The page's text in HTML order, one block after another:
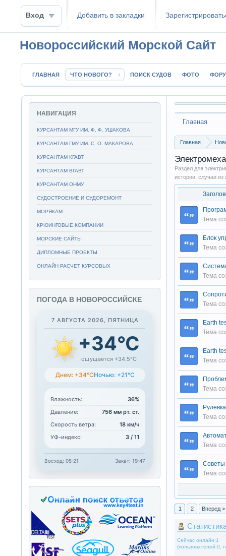
Вход Добавить в закладки
Новороссийский Морской Сайт
ГЛАВНАЯ ЧТО НОВОГО? ПОИСК СУДОВ ФОТО
Главная
Главная
Раздел для
истории, случаи из
Тема
Блок
Тема
Тема
Тема
Earth
Тема
Earth
Тема
Тема
Тема
Тема
Советы
Тема
1 2 Вперед >
Сейчас онлайн:1
(пользователей:0,
НАВИГАЦИЯ
КУРСАНТАМ МГУ ИМ. Ф. Ф. УШАКОВА
КУРСАНТАМ ГМУ ИМ. С. О. МАКАРОВА
КУРСАНТАМ КГАВТ
КУРСАНТАМ ВГАВТ
КУРСАНТАМ ОНМУ
СУДОСТРОЕНИЕ И СУДОРЕМОНТ
МОРЯКАМ
КРЮИНГОВЫЕ КОМПАНИИ
МОРСКИЕ САЙТЫ
ДИПЛОМНЫЕ ПРОЕКТЫ
ОНЛАЙН РАСЧЕТ КУРСОВЫХ
ПОГОДА В НОВОРОССИЙСКЕ
7 АВГУСТА 2026, ПЯТНИЦА
+34°C
ощущается +34.5°C
Днем: +34°CНочью: +21°C
Влажность:
36%
Давление:
756 мм рт. ст.
Скорость ветра:
18 км/ч
УФ-индекс:
3 / 11
Восход: 05:21 Закат: 19:47